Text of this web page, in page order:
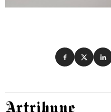
Condividi su
Artribune